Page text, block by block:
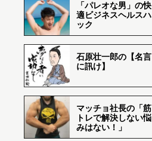
「パレオな男」の快
適ビジネスヘルスハ
ック
石原壮一郎の【名言
に訊け】
マッチョ社長の「筋
トレで解決しない悩
みはない！」